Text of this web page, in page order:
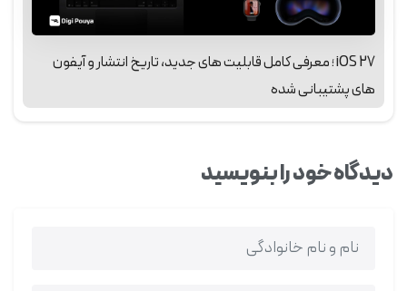
iOS 27 ؛ معرفی کامل قابلیت‌ های جدید، تاریخ انتشار و آیفون‌
های پشتیبانی‌ شده
دیدگاه خود را بنویسید